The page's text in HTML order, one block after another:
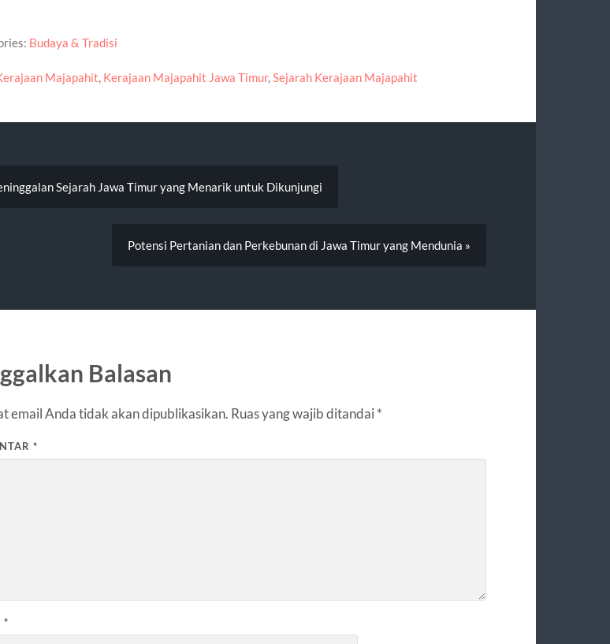
Budaya & Tradisi
Majapahit, Kerajaan Majapahit Jawa Timur,Sejarah Kerajaan Majapahit
Sejarah Jawa Timur yang Menarik untuk Dikunjungi
Potensi Pertanian dan Perkebunan di Jawa Timur yang Mendunia »
Balasan
email Anda tidak akan dipublikasikan. Ruas yang wajib ditandai *
*
*